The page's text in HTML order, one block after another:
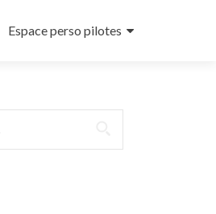
Espace perso pilotes